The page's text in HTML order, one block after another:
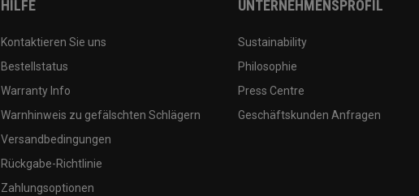
HILFE
Kontaktieren Sie uns
Bestellstatus
Warranty Info
Warnhinweis zu gefälschten Schlägern
Versandbedingungen
Rückgabe-Richtlinie
Zahlungsoptionen
UNTERNEHMENSPROFIL
Sustainability
Philosophie
Press Centre
Geschäftskunden Anfragen